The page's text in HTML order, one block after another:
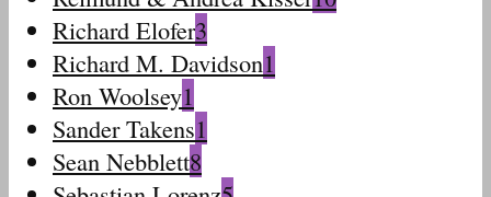
Richard Elofer3
Richard M. Davidson1
Ron Woolsey1
Sander Takens1
Sean Nebblett8